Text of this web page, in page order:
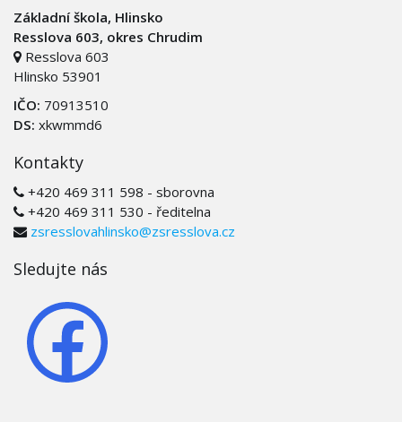
Základní škola, Hlinsko
Resslova 603, okres Chrudim
Resslova 603
Hlinsko 53901
IČO: 70913510
DS: xkwmmd6
Kontakty
+420 469 311 598 - sborovna
+420 469 311 530 - ředitelna
zsresslovahlinsko@zsresslova.cz
Sledujte nás